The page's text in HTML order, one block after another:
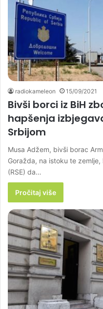
radiokameleon 15/09/2021
Bivši borci iz BiH
hapšenja
Srbijom
Musa Adžem, bivši borac
Goražda, na istoku te
(RSE) da…
Pročitaj više